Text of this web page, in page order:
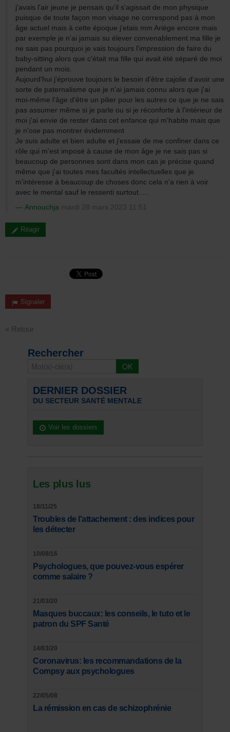
j'avais l'air jeune je pensais qu'il s'agissait de mon physique
puisque de toute façon mon visage ne correspond pas à mon
âge actuel mais à cette époque j'etais mm Ariège encore mais
par exemple je n'ai jamais su élever convenablement ma fille je
ne sais pas pourquoi je vais toujours l'impression de faire du
baby-sitting alors que c'était ma fille qui avait été séparé de moi
pendant un mois.
Aujourd'hui j'éprouve toujours le besoin d'être cajolie d'avoir une
sorte de paternalisme que je n'ai jamais connu alors que j'ai
moi-même l'âge d'être un pilier pour les autres ce que je ne sais
pas assumer même si je parle ou si je réconforte à l'intérieur de
moi j'ai envie de rester dans cet enfance qui m'habite mais que
je n'ose pas montrer évidemment
Je suis adulte et bien adulte et j'essaie de me confiner dans ce
rôle qui m'est imposé à cause de mon âge je ne sais pas si
beaucoup de personnes sont dans mon cas je précise quand
même que j'ai toutes mes facultés intellectuelles que je
m'intéresse à beaucoup de choses donc cela n'a rien à voir
avec le mental sauf le ressenti surtout.....
Annouchja mardi 28 mars 2023 11:51
Réagir
Signaler
« Retour
Rechercher
DERNIER DOSSIER
DU SECTEUR SANTÉ MENTALE
Voir les dossiers
Les plus lus
18/11/25
Troubles de l'attachement : des indices pour
les détecter
10/08/16
Psychologues, que pouvez-vous espérer
comme salaire ?
21/03/20
Masques buccaux: les conseils, le tuto et le
patron du SPF Santé
14/03/20
Coronavirus: les recommandations de la
Compsy aux psychologues
22/05/08
La rémission en cas de schizophrénie